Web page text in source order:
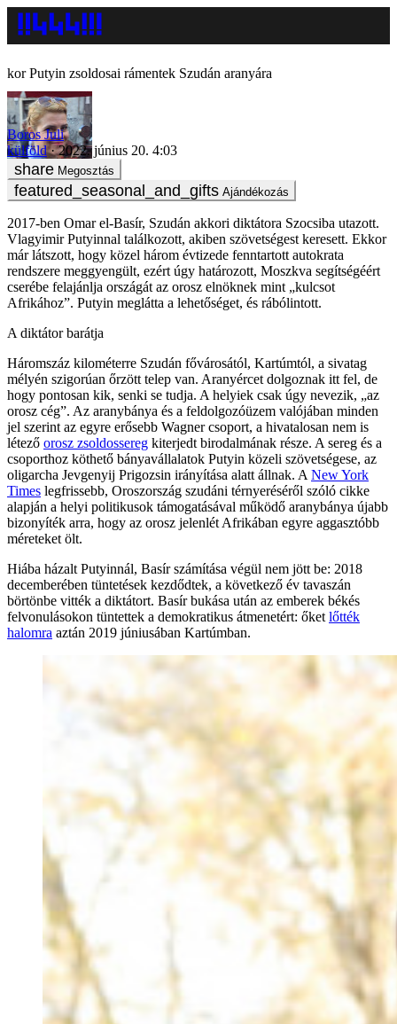
Putyin zsoldosai rámentek Szudán aranyára
Boros Juli
külföld
2022. június 20. 4:03
Megosztás
Ajándékozás
2017-ben Omar el-Basír, Szudán akkori diktátora Szocsiba utazott.
Vlagyimir Putyinnal találkozott, akiben szövetségest keresett. Ekkor
már látszott, hogy közel három évtizede fenntartott autokrata
rendszere meggyengült, ezért úgy határozott, Moszkva segítségéért
cserébe felajánlja országát az orosz elnöknek mint „kulcsot
Afrikához”. Putyin meglátta a lehetőséget, és rábólintott.
A diktátor barátja
Háromszáz kilométerre Szudán fővárosától, Kartúmtól, a sivatag
mélyén szigorúan őrzött telep van. Aranyércet dolgoznak itt fel, de
hogy pontosan kik, senki se tudja. A helyiek csak úgy nevezik, „az
orosz cég”. Az aranybánya és a feldolgozóüzem valójában minden
jel szerint az egyre erősebb Wagner csoport, a hivatalosan nem is
létező orosz zsoldossereg kiterjedt birodalmának része. A sereg és a
csoporthoz köthető bányavállalatok Putyin közeli szövetségese, az
oligarcha Jevgenyij Prigozsin irányítása alatt állnak. A New York
Times legfrissebb, Oroszország szudáni térnyeréséről szóló cikke
alapján a helyi politikusok támogatásával működő aranybánya újabb
bizonyíték arra, hogy az orosz jelenlét Afrikában egyre aggasztóbb
méreteket ölt.
Hiába házalt Putyinnál, Basír számítása végül nem jött be: 2018
decemberében tüntetések kezdődtek, a következő év tavaszán
börtönbe vitték a diktátort. Basír bukása után az emberek békés
felvonulásokon tüntettek a demokratikus átmenetért: őket lőtték
halomra aztán 2019 júniusában Kartúmban.